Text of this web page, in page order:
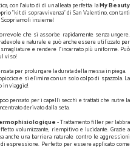
con l'aiuto di di un alleata perfetta: laMy Beauty
"kit di sopravvivenza" di San Valentino, con tanti
Scopriamoli insieme!
che si assorbe rapidamente senza ungere.
e naturale e può anche essere utilizzato per
e rendere l'incarnato più uniforme. Può
viso!
per prolungare la durata della messa in piega.
e si elimina con un solo colpo di spazzola. La
in viaggio!
pensato per i capelli secchi e trattati che nutre la
derivato dalla seta.
- Trattamento filler per labbra
volumizzante, riempitivo e lucidante. Grazie a
una barriera naturale contro le aggressioni
espressione. Perfetto per essere applicato come